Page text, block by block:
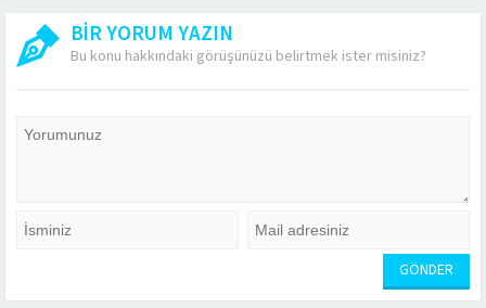
BİR YORUM YAZIN
Bu konu hakkındaki görüşünüzü belirtmek ister misiniz?